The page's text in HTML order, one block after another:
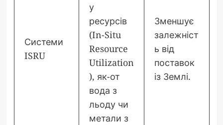
Системи
ISRU
у
ресурсів
(In-Situ
Resource
Utilization
), як-от
вода з
льоду чи
метали з
Зменшує
залежніст
ь від
поставок
із Землі.